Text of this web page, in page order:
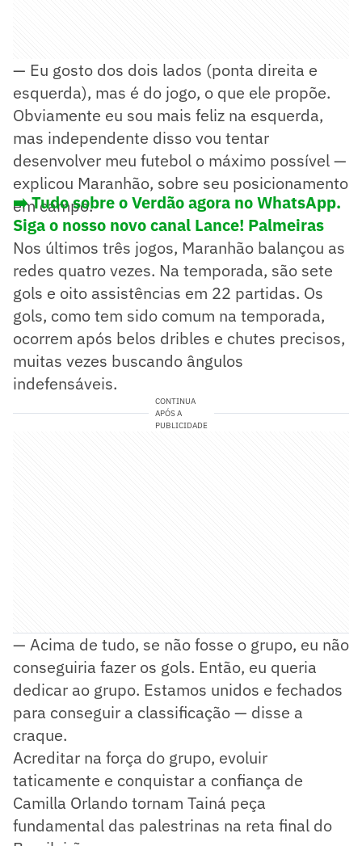
— Eu gosto dos dois lados (ponta direita e
esquerda), mas é do jogo, o que ele propõe.
Obviamente eu sou mais feliz na esquerda,
mas independente disso vou tentar
desenvolver meu futebol o máximo possível —
explicou Maranhão, sobre seu posicionamento
em campo.
➡️ Tudo sobre o Verdão agora no WhatsApp.
Siga o nosso novo canal Lance! Palmeiras
Nos últimos três jogos, Maranhão balançou as
redes quatro vezes. Na temporada, são sete
gols e oito assistências em 22 partidas. Os
gols, como tem sido comum na temporada,
ocorrem após belos dribles e chutes precisos,
muitas vezes buscando ângulos
indefensáveis.
CONTINUA
APÓS A
PUBLICIDADE
— Acima de tudo, se não fosse o grupo, eu não
conseguiria fazer os gols. Então, eu queria
dedicar ao grupo. Estamos unidos e fechados
para conseguir a classificação — disse a
craque.
Acreditar na força do grupo, evoluir
taticamente e conquistar a confiança de
Camilla Orlando tornam Tainá peça
fundamental das palestrinas na reta final do